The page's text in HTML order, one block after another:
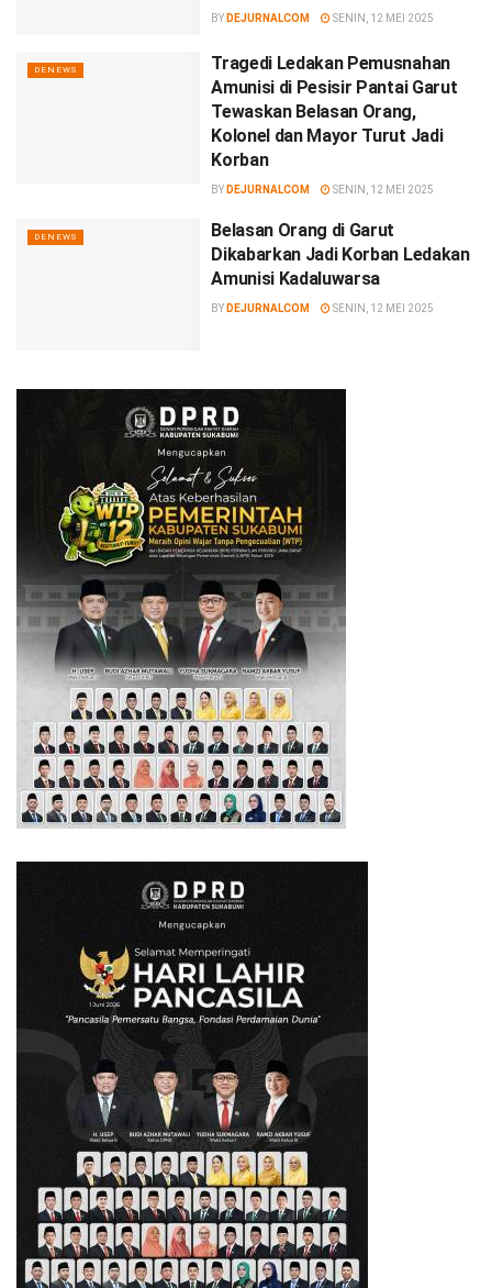
BY DEJURNALCOM SENIN, 12 MEI 2025
DENEWS
Tragedi Ledakan Pemusnahan
Amunisi di Pesisir Pantai Garut
Tewaskan Belasan Orang,
Kolonel dan Mayor Turut Jadi
Korban
BY DEJURNALCOM SENIN, 12 MEI 2025
DENEWS
Belasan Orang di Garut
Dikabarkan Jadi Korban Ledakan
Amunisi Kadaluwarsa
BY DEJURNALCOM SENIN, 12 MEI 2025